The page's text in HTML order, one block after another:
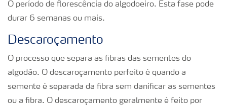
O período de florescência do algodoeiro. Esta fase pode
durar 6 semanas ou mais.
Descaroçamento
O processo que separa as fibras das sementes do
algodão. O descaroçamento perfeito é quando a
semente é separada da fibra sem danificar as sementes
ou a fibra. O descaroçamento geralmente é feito por